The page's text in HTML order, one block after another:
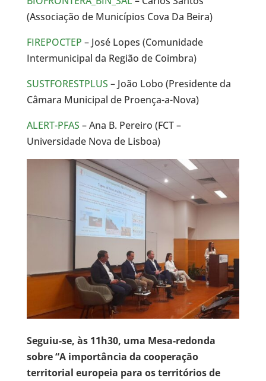
(Associação de Municípios Cova Da Beira)
FIREPOCTEP – José Lopes (Comunidade
Intermunicipal da Região de Coimbra)
SUSTFORESTPLUS – João Lobo (Presidente da
Câmara Municipal de Proença-a-Nova)
ALERT-PFAS – Ana B. Pereiro (FCT –
Universidade Nova de Lisboa)
Seguiu-se, às 11h30, uma Mesa-redonda
sobre “A importância da cooperação
territorial europeia para os territórios de